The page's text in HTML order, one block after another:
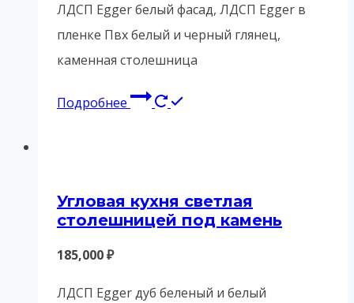
ЛДСП Egger белый фасад, ЛДСП Egger в
пленке Пвх белый и черный глянец,
каменная столешница
Подробнее
Угловая кухня светлая
столешницей под камень
185,000₽
ЛДСП Egger дуб беленый и белый